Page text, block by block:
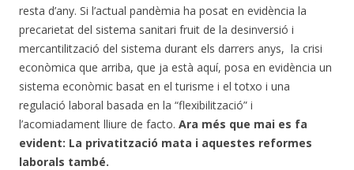
resta d’any. Si l’actual pandèmia ha posat en evidència la
precarietat del sistema sanitari fruit de la desinversió i
mercantilització del sistema durant els darrers anys, la crisi
econòmica que arriba, que ja està aquí, posa en evidència un
sistema econòmic basat en el turisme i el totxo i una
regulació laboral basada en la “flexibilització” i
l’acomiadament lliure de facto. Ara més que mai es fa
evident: La privatització mata i aquestes reformes
laborals també.